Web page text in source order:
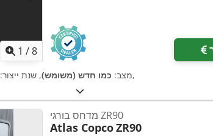
1 /8
מצב: כמו חדש (משומש), שנת ייצור: ,
מדחס בורגי ZR90
Atlas CopcoZR90